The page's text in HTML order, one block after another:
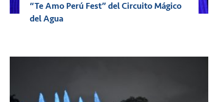
“Te Amo Perú Fest” del Circuito Mágico
del Agua